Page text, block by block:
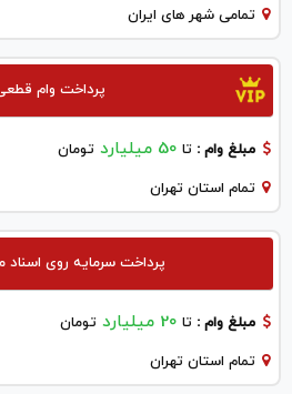
تمامی شهر های ایران
پرداخت وام
مبلغ وام : تا 50 میلیارد تومان
تمام استان تهران
پرداخت سرمایه روی
مبلغ وام : تا 20 میلیارد تومان
تمام استان تهران